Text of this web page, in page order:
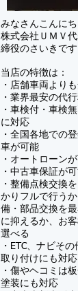
みなさんこんにち
株式会社ＵＭＶ
締役のさいきです
当店の特徴は：
・店舗車両より
・業界最安の代
・車検付・車検
に対応
・全国各地での
車が可能
・オートローン
・中古車保証が
​・ 整備点検交換を
かりフルで行う
備・部品交換を
に抑えるか、お
選べる
・ETC、ナビその
取り付けにも対応
・傷やヘコミは板
塗装にも対応